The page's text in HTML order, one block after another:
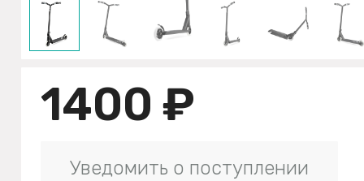
1400 ₽
Уведомить о поступлении